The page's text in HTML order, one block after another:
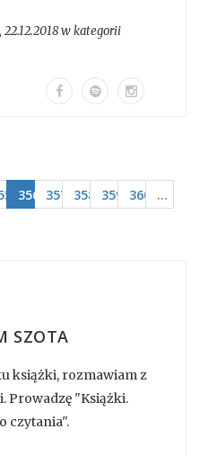
22.12.2018 w kategorii
356 357 358 359 360
…
SZOTA
książki, rozmawiam z
Prowadzę "Książki.
czytania".